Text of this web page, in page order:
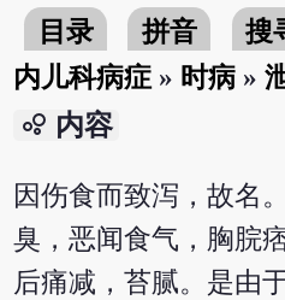
目录 拼音 搜
内儿科病症 » 时病 »
bubble_chart 内容
因伤食而致泻，故名
臭，恶闻食气，胸脘
后痛减，苔腻。是由